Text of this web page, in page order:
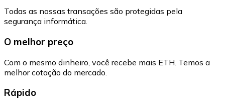
Todas as nossas transações são protegidas pela
segurança informática.
O melhor preço
Com o mesmo dinheiro, você recebe mais ETH. Temos a
melhor cotação do mercado.
Rápido